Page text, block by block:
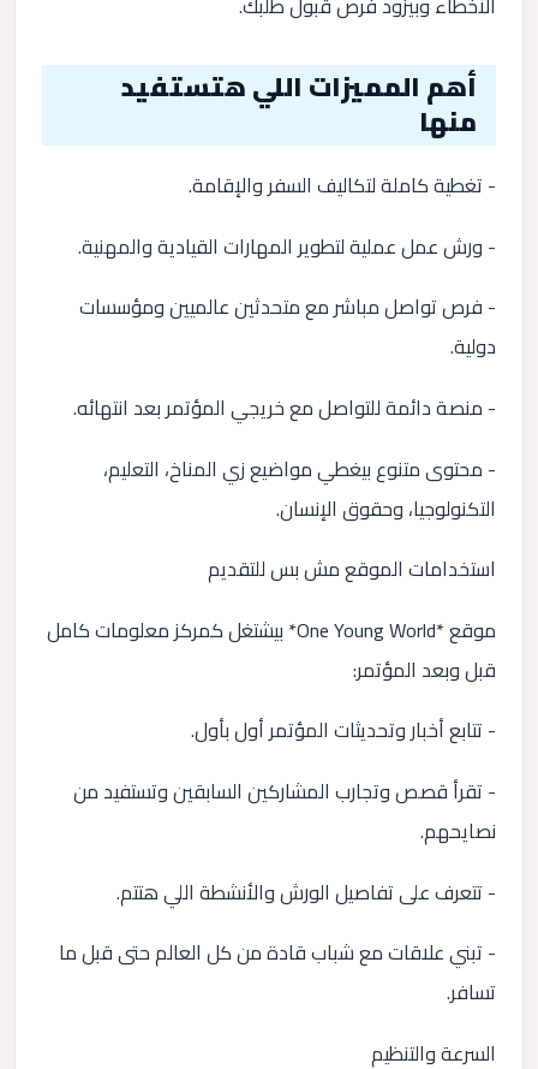
أهم المميزات اللي هتستفيد
منها
- تغطية كاملة لتكاليف السفر والإقامة.
- ورش عمل عملية لتطوير المهارات القيادية والمهنية.
- فرص تواصل مباشر مع متحدثين عالميين ومؤسسات
دولية.
- منصة دائمة للتواصل مع خريجي المؤتمر بعد انتهائه.
- محتوى متنوع بيغطي مواضيع زي المناخ، التعليم،
التكنولوجيا، وحقوق الإنسان.
استخدامات الموقع مش بس للتقديم
موقع *One Young World* بيشتغل كمركز معلومات كامل
قبل وبعد المؤتمر:
- تتابع أخبار وتحديثات المؤتمر أول بأول.
- تقرأ قصص وتجارب المشاركين السابقين وتستفيد من
نصايحهم.
- تتعرف على تفاصيل الورش والأنشطة اللي هتتم.
- تبني علاقات مع شباب قادة من كل العالم حتى قبل ما
تسافر.
السرعة والتنظيم